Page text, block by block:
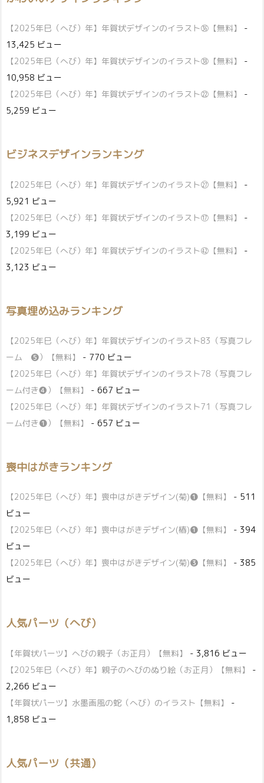
【2025年巳（へび）年】年賀状デザインのイラスト㊱【無料】
-
13,425 ビュー
【2025年巳（へび）年】年賀状デザインのイラスト㊳【無料】
-
10,958 ビュー
【2025年巳（へび）年】年賀状デザインのイラスト㉒【無料】
-
5,259 ビュー
ビジネスデザインランキング
【2025年巳（へび）年】年賀状デザインのイラスト㉗【無料】
-
5,921 ビュー
【2025年巳（へび）年】年賀状デザインのイラスト⑰【無料】
-
3,199 ビュー
【2025年巳（へび）年】年賀状デザインのイラスト㊷【無料】
-
3,123 ビュー
写真埋め込みランキング
【2025年巳（へび）年】年賀状デザインのイラスト83（写真フレ
ーム ❺）【無料】
- 770 ビュー
【2025年巳（へび）年】年賀状デザインのイラスト78（写真フレ
ーム付き❹）【無料】
- 667 ビュー
【2025年巳（へび）年】年賀状デザインのイラスト71（写真フレ
ーム付き❶）【無料】
- 657 ビュー
喪中はがきランキング
【2025年巳（へび）年】喪中はがきデザイン(菊)❶【無料】
- 511
ビュー
【2025年巳（へび）年】喪中はがきデザイン(椿)❶【無料】
- 394
ビュー
【2025年巳（へび）年】喪中はがきデザイン(菊)❸【無料】
- 385
ビュー
人気パーツ（へび）
【年賀状パーツ】へびの親子（お正月）【無料】
- 3,816 ビュー
【2025年巳（へび）年】親子のへびのぬり絵（お正月）【無料】
-
2,266 ビュー
【年賀状パーツ】水墨画風の蛇（へび）のイラスト【無料】
-
1,858 ビュー
人気パーツ（共通）